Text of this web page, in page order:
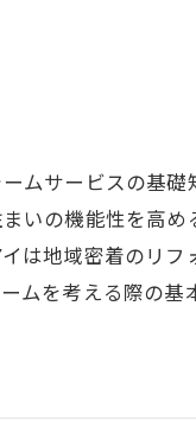
ムサービスの基
いの機能性を高
は地域密着のリ
ムを考える際の